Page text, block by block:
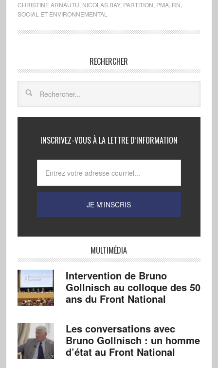
CHRISTINE ARNAUTU NICOLAS BAY, PARTITION PMA, RN
SOCIAL ET ENVIRONNEMENTAL
RECHERCHER
INSCRIVEZ-VOUS À LA LETTRE D’INFORMATION
MULTIMÉDIA
Intervention de Bruno
Gollnisch au colloque des 50
ans du Front National
Les conversations avec
Bruno Gollnisch : un homme
d’état au Front National